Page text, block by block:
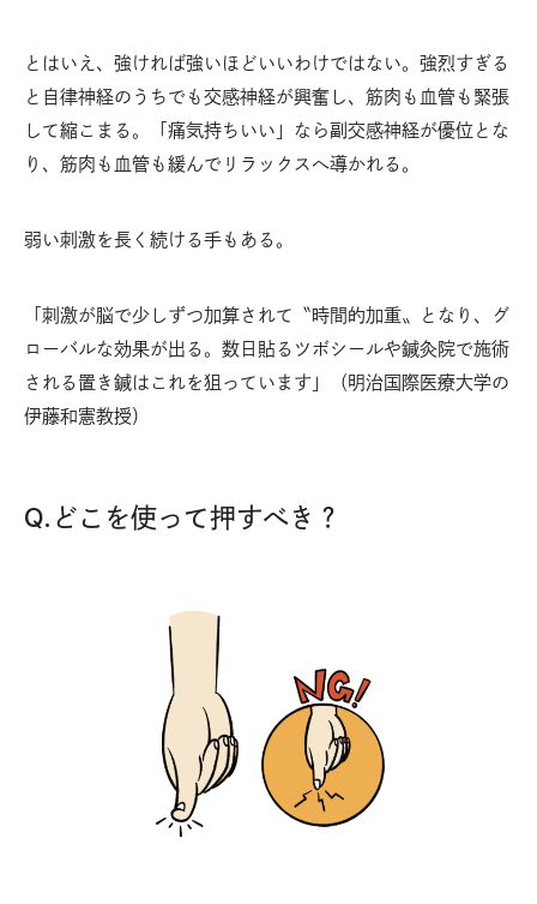
とはいえ、強ければ強いほどいいわけではない。強烈すぎる
と自律神経のうちでも交感神経が興奮し、筋肉も血管も緊張
して縮こまる。「痛気持ちいい」なら副交感神経が優位とな
り、筋肉も血管も緩んでリラックスへ導かれる。
弱い刺激を長く続ける手もある。
「刺激が脳で少しずつ加算されて〝時間的加重〟となり、グ
ローバルな効果が出る。数日貼るツボシールや鍼灸院で施術
される置き鍼はこれを狙っています」（明治国際医療大学の
伊藤和憲教授）
Q.どこを使って押すべき？